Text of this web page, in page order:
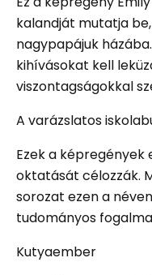
kalandját mutatja
nagypapájuk
kihívásokat kell
viszontagságokkal
A varázslatos
Ezek a
oktatását célozzák.
sorozat ezen a
tudományos
Kutyaember